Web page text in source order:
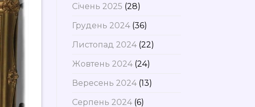
Січень 2025 (28)
Грудень 2024(36)
Листопад 2024(22)
Жовтень 2024(24)
Вересень 2024(13)
Серпень 2024(6)